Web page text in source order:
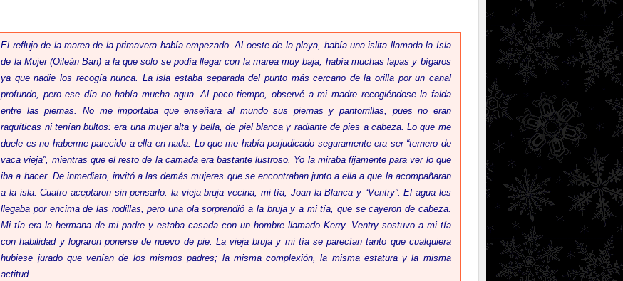
El reflujo de la marea de la primavera había empezado. Al oeste de la playa, había una islita llamada la Isla
de la Mujer (Oileán Ban) a la que solo se podía llegar con la marea muy baja; había muchas lapas y bígaros
ya que nadie los recogía nunca. La isla estaba separada del punto más cercano de la orilla por un canal
profundo, pero ese día no había mucha agua. Al poco tiempo, observé a mi madre recogiéndose la falda
entre las piernas. No me importaba que enseñara al mundo sus piernas y pantorrillas, pues no eran
raquíticas ni tenían bultos: era una mujer alta y bella, de piel blanca y radiante de pies a cabeza. Lo que me
duele es no haberme parecido a ella en nada. Lo que me había perjudicado seguramente era ser “ternero de
vaca vieja”, mientras que el resto de la camada era bastante lustroso. Yo la miraba fijamente para ver lo que
iba a hacer. De inmediato, invitó a las demás mujeres que se encontraban junto a ella a que la acompañaran
a la isla. Cuatro aceptaron sin pensarlo: la vieja bruja vecina, mi tía, Joan la Blanca y “Ventry”. El agua les
llegaba por encima de las rodillas, pero una ola sorprendió a la bruja y a mi tía, que se cayeron de cabeza.
Mi tía era la hermana de mi padre y estaba casada con un hombre llamado Kerry. Ventry sostuvo a mi tía
con habilidad y lograron ponerse de nuevo de pie. La vieja bruja y mi tía se parecían tanto que cualquiera
hubiese jurado que venían de los mismos padres; la misma complexión, la misma estatura y la misma
actitud.